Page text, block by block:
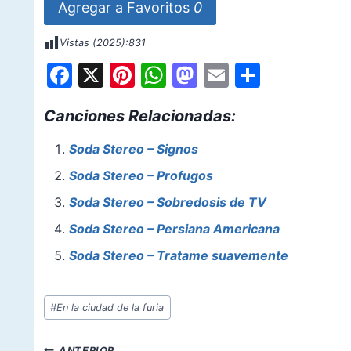
Agregar a Favoritos 0
Vistas (2025):831
F
c
e
b
o
o
k
X Pi
er
e
st
W
at
s
A
p
p
M
st
o
d
o
n
E
ai
S
Canciones Relacionadas:
Soda Stereo – Signos
Soda Stereo – Profugos
Soda Stereo – Sobredosis de TV
Soda Stereo – Persiana Americana
Soda Stereo – Tratame suavemente
Etiquetas
de
#En la ciudad de la furia